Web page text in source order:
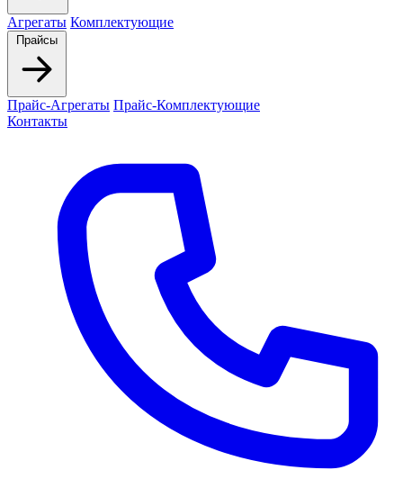
Агрегаты Комплектующие
Прайсы
Прайс-Агрегаты Прайс-Комплектующие
Контакты